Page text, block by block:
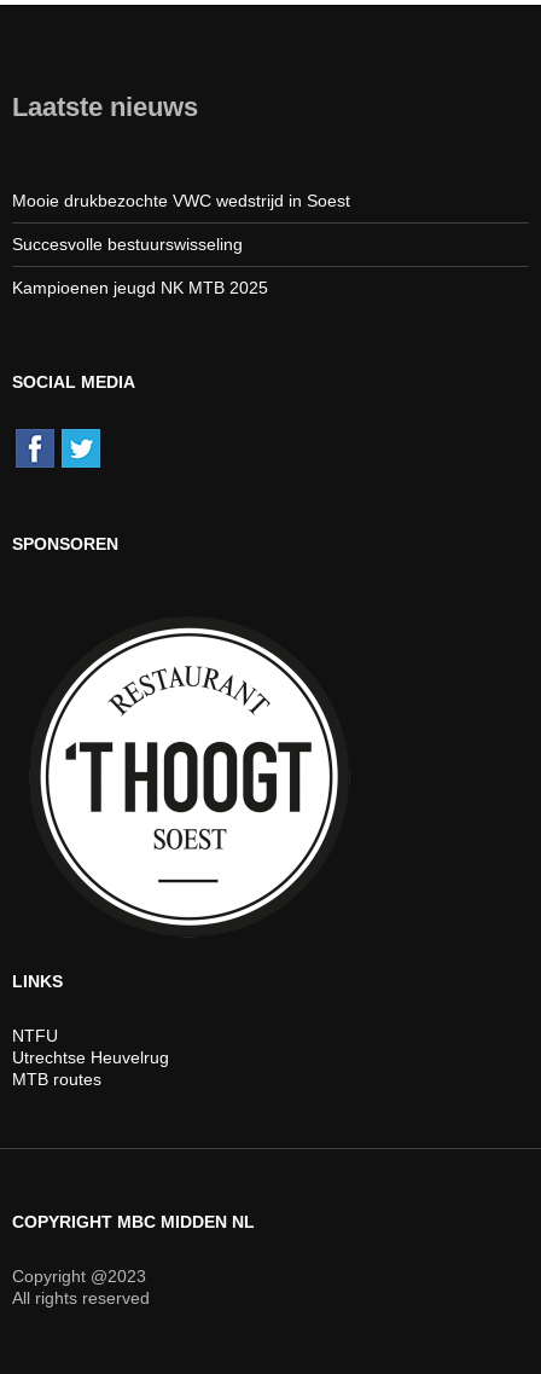
Laatste nieuws
Mooie drukbezochte VWC wedstrijd in Soest
Succesvolle bestuurswisseling
Kampioenen jeugd NK MTB 2025
SOCIAL MEDIA
SPONSOREN
LINKS
NTFU
Utrechtse Heuvelrug
MTB routes
COPYRIGHT MBC MIDDEN NL
Copyright @2023
All rights reserved